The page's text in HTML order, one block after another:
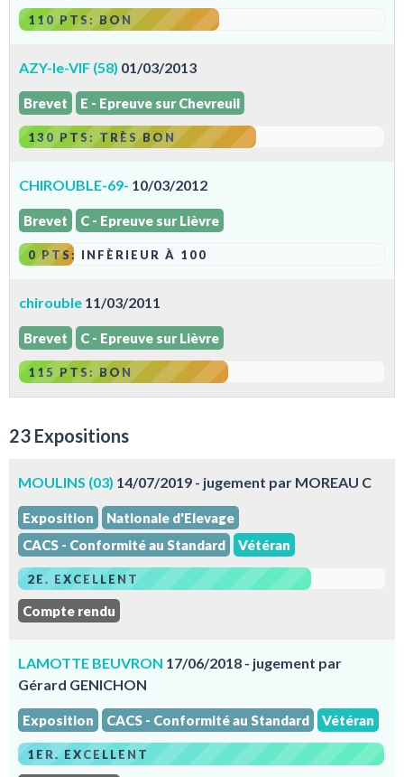
110 PTS: BON
AZY-le-VIF (58) 01/03/2013
Brevet E - Epreuve sur Chevreuil
130 PTS: TRÈS BON
CHIROUBLE-69- 10/03/2012
Brevet C - Epreuve sur Lièvre
0 PTS: INFÈRIEUR À 100
chirouble 11/03/2011
Brevet C - Epreuve sur Lièvre
115 PTS: BON
23 Expositions
MOULINS (03) 14/07/2019 - jugement par MOREAU C
Exposition
Nationale d'Elevage
CACS - Conformité au Standard
Vétéran
2E. EXCELLENT
Compte rendu
LAMOTTE BEUVRON 17/06/2018 - jugement par
Gérard GENICHON
Exposition CACS - Conformité au Standard Vétéran
1ER. EXCELLENT